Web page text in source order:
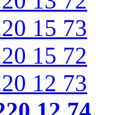
15 73
15 72
12 73